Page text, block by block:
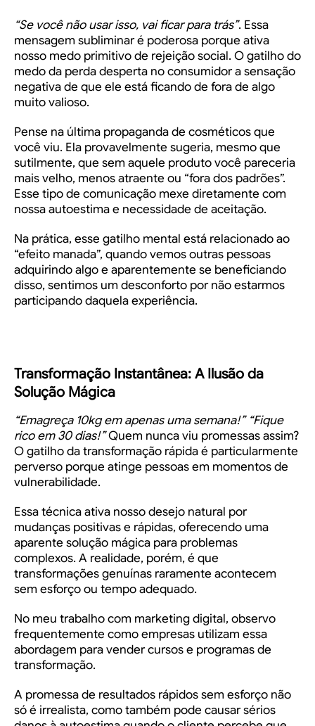
“Se você não usar isso, vai ficar para trás”. Essa
mensagem subliminar é poderosa porque ativa
nosso medo primitivo de rejeição social. O gatilho do
medo da perda desperta no consumidor a sensação
negativa de que ele está ficando de fora de algo
muito valioso.
Pense na última propaganda de cosméticos que
você viu. Ela provavelmente sugeria, mesmo que
sutilmente, que sem aquele produto você pareceria
mais velho, menos atraente ou “fora dos padrões”.
Esse tipo de comunicação mexe diretamente com
nossa autoestima e necessidade de aceitação.
Na prática, esse gatilho mental está relacionado ao
“efeito manada”, quando vemos outras pessoas
adquirindo algo e aparentemente se beneficiando
disso, sentimos um desconforto por não estarmos
participando daquela experiência.
Transformação Instantânea: A Ilusão da
Solução Mágica
“Emagreça 10kg em apenas uma semana!” “Fique
rico em 30 dias!”Quem nunca viu promessas assim?
O gatilho da transformação rápida é particularmente
perverso porque atinge pessoas em momentos de
vulnerabilidade.
Essa técnica ativa nosso desejo natural por
mudanças positivas e rápidas, oferecendo uma
aparente solução mágica para problemas
complexos. A realidade, porém, é que
transformações genuínas raramente acontecem
sem esforço ou tempo adequado.
No meu trabalho com marketing digital, observo
frequentemente como empresas utilizam essa
abordagem para vender cursos e programas de
transformação.
A promessa de resultados rápidos sem esforço não
só é irrealista, como também pode causar sérios